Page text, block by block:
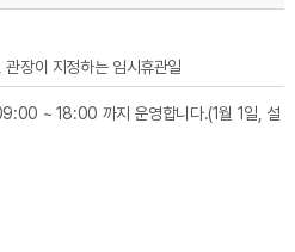
장이 지정하는 임시휴관일
~ 18:00 까지 운영합니다.(1월 1일, 설